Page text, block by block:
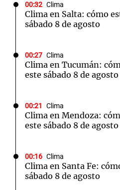
00:32 Clima
Clima en Salta: cómo
sábado 8 de agosto
00:27 Clima
Clima en Tucumán:
este sábado 8 de agosto
00:21 Clima
Clima en Mendoza:
este sábado 8 de agosto
00:16 Clima
Clima en Santa Fe:
sábado 8 de agosto